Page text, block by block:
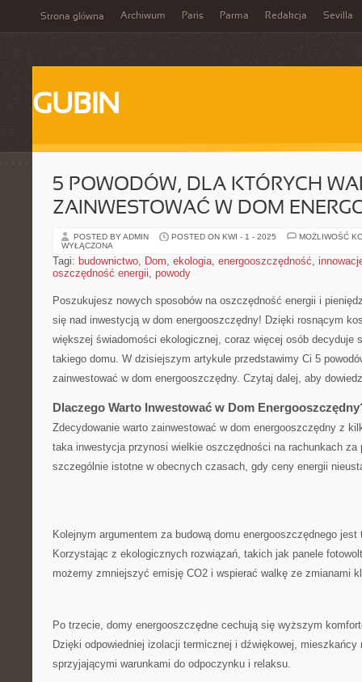
Strona główna Archiwum Paris Parma Redakcja Sevilla
GUBIN
5 POWODÓW, DLA KTÓRYCH
ZAINWESTOWAĆ W DOM
POSTED BY ADMIN POSTED ON KWI - 1 - 2025
MOŻLIWOŚĆ
WYŁĄCZONA
Tagi: budownictwo, Dom, ekologia, energooszczędność,
oszczędność energii, powody
Poszukujesz nowych sposobów na ⁤oszczędność energii ‍i
się nad‍ inwestycją w dom‍ energooszczędny! Dzięki ⁤rosnącym
większej świadomości ekologicznej, coraz ⁤więcej osób decyduje⁢
⁣takiego domu. W dzisiejszym artykule przedstawimy​ Ci 5
zainwestować w dom energooszczędny. Czytaj⁤ dalej, aby
Dlaczego Warto‍ Inwestować w Dom
Zdecydowanie warto zainwestować w dom energooszczędny⁢ z
taka inwestycja przynosi wielkie oszczędności na rachunkach za
szczególnie istotne w obecnych czasach,⁣ gdy ceny energii
Kolejnym ⁢argumentem za budową domu energooszczędnego
Korzystając⁢ z ekologicznych rozwiązań, takich jak panele
możemy zmniejszyć emisję‍ CO2 i wspierać walkę ⁤ze ⁣zmianami
Po trzecie, domy energooszczędne cechują się wyższym⁢
Dzięki odpowiedniej izolacji termicznej ⁢i⁢ dźwiękowej,
sprzyjającymi warunkami do ​odpoczynku i ⁢relaksu.